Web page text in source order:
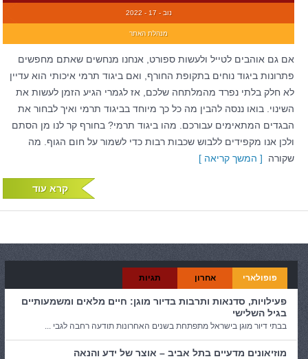
נוב - 17 - 2022
מנהלת האתר
אם גם אוהבים לטייל ולעשות ספורט, אנחנו מנחשים שאתם מחפשים
פתרונות ביגוד נוחים בתקופת החורף, ואם ביגוד תרמי איכותי הוא עדיין
לא חלק בלתי נפרד מהמלתחה שלכם, אז לגמרי הגיע הזמן לעשות את
השינוי. בואו ננסה להבין מה כל כך מיוחד בביגוד תרמי ואיך לבחור את
הבגדים המתאימים עבורכם. מהו ביגוד תרמי? בחורף קר לנו מן הסתם
ולכן אנו מקפידים ללבוש שכבות רבות כדי לשמור על חום הגוף. מה
שקורה [ המשך קריאה ]
קרא עוד
פופולארי אחרון תגיות
פעילויות, סדנאות ותרבות בדיור מוגן: חיים מלאים ומשמעותיים
בגיל השלישי
בבתי דיור מוגן בישראל מתפתחת בשנים האחרונות תודעה רחבה לגבי ...
מוזיאונים מדעיים בתל אביב – אוצר של ידע והנאה